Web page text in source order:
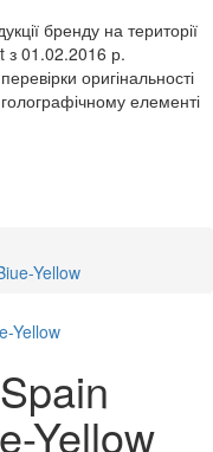
бренду на території
з 01.02.2016 р.
оригінальності
елементі
Yellow
Yellow